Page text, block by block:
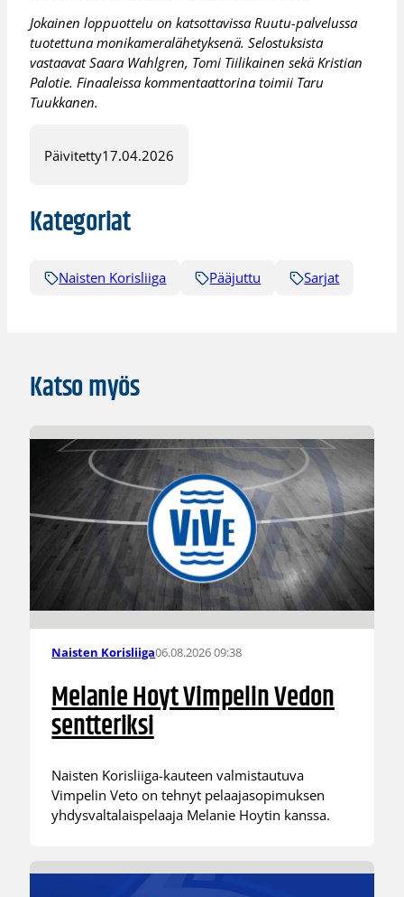
Jokainen loppuottelu on katsottavissa Ruutu-palvelussa
tuotettuna monikameralähetyksenä. Selostuksista
vastaavat Saara Wahlgren, Tomi Tiilikainen sekä Kristian
Palotie. Finaaleissa kommentaattorina toimii Taru
Tuukkanen.
Päivitetty17.04.2026
Kategoriat
Naisten Korisliiga Pääjuttu Sarjat
Katso myös
Naisten Korisliiga06.08.2026 09:38
Melanie Hoyt Vimpelin Vedon
sentteriksi
Naisten Korisliiga-kauteen valmistautuva
Vimpelin Veto on tehnyt pelaajasopimuksen
yhdysvaltalaispelaaja Melanie Hoytin kanssa.